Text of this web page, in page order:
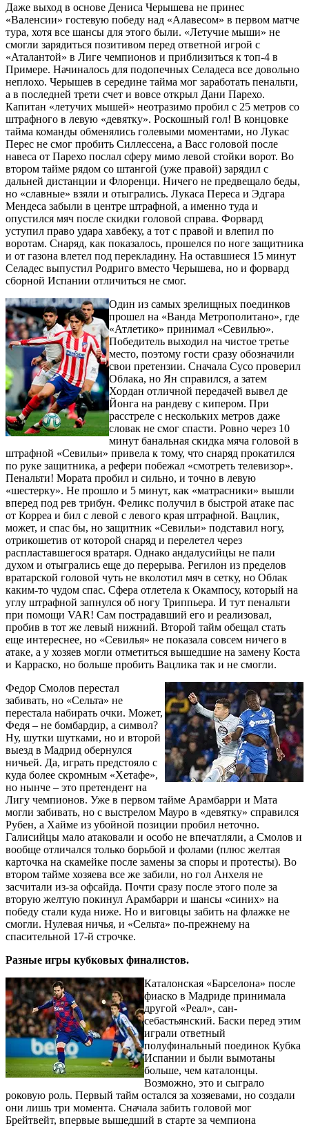
Даже выход в основе Дениса Черышева не принес
«Валенсии» гостевую победу над «Алавесом» в первом матче
тура, хотя все шансы для этого были. «Летучие мыши» не
смогли зарядиться позитивом перед ответной игрой с
«Аталантой» в Лиге чемпионов и приблизиться к топ-4 в
Примере. Начиналось для подопечных Селадеса все довольно
неплохо. Черышев в середине тайма мог заработать пенальти,
а в последней трети счет и вовсе открыл Дани Парехо.
Капитан «летучих мышей» неотразимо пробил с 25 метров со
штрафного в левую «девятку». Роскошный гол! В концовке
тайма команды обменялись голевыми моментами, но Лукас
Перес не смог пробить Силлессена, а Васс головой после
навеса от Парехо послал сферу мимо левой стойки ворот. Во
втором тайме рядом со штангой (уже правой) зарядил с
дальней дистанции и Флоренци. Ничего не предвещало беды,
но «славные» взяли и отыгрались. Лукаса Переса и Эдгара
Мендеса забыли в центре штрафной, а именно туда и
опустился мяч после скидки головой справа. Форвард
уступил право удара хавбеку, а тот с правой и влепил по
воротам. Снаряд, как показалось, прошелся по ноге защитника
и от газона влетел под перекладину. На оставшиеся 15 минут
Селадес выпустил Родриго вместо Черышева, но и форвард
сборной Испании отличиться не смог.
Один из самых зрелищных поединков
прошел на «Ванда Метрополитано», где
«Атлетико» принимал «Севилью».
Победитель выходил на чистое третье
место, поэтому гости сразу обозначили
свои претензии. Сначала Сусо проверил
Облака, но Ян справился, а затем
Хордан отличной передачей вывел де
Йонга на рандеву с кипером. При
расстреле с нескольких метров даже
словак не смог спасти. Ровно через 10
минут банальная скидка мяча головой в
штрафной «Севильи» привела к тому, что снаряд прокатился
по руке защитника, а рефери побежал «смотреть телевизор».
Пенальти! Мората пробил и сильно, и точно в левую
«шестерку». Не прошло и 5 минут, как «матрасники» вышли
вперед под рев трибун. Феликс получил в быстрой атаке пас
от Корреа и бил с левой с левого края штрафной. Вацлик,
может, и спас бы, но защитник «Севильи» подставил ногу,
отрикошетив от которой снаряд и перелетел через
распластавшегося вратаря. Однако андалусийцы не пали
духом и отыгрались еще до перерыва. Регилон из пределов
вратарской головой чуть не вколотил мяч в сетку, но Облак
каким-то чудом спас. Сфера отлетела к Окампосу, который на
углу штрафной запнулся об ногу Триппьера. И тут пенальти
при помощи VAR! Сам пострадавший его и реализовал,
пробив в тот же левый нижний. Второй тайм обещал стать
еще интереснее, но «Севилья» не показала совсем ничего в
атаке, а у хозяев могли отметиться вышедшие на замену Коста
и Карраско, но больше пробить Вацлика так и не смогли.
Федор Смолов перестал
забивать, но «Сельта» не
перестала набирать очки. Может,
Федя – не бомбардир, а символ?
Ну, шутки шутками, но и второй
выезд в Мадрид обернулся
ничьей. Да, играть предстояло с
куда более скромным «Хетафе»,
но нынче – это претендент на
Лигу чемпионов. Уже в первом тайме Арамбарри и Мата
могли забивать, но с выстрелом Мауро в «девятку» справился
Рубен, а Хайме из убойной позиции пробил неточно.
Галисийцы мало атаковали и особо не впечатляли, а Смолов и
вообще отличался только борьбой и фолами (плюс желтая
карточка на скамейке после замены за споры и протесты). Во
втором тайме хозяева все же забили, но гол Анхеля не
засчитали из-за офсайда. Почти сразу после этого поле за
вторую желтую покинул Арамбарри и шансы «синих» на
победу стали куда ниже. Но и виговцы забить на флажке не
смогли. Нулевая ничья, и «Сельта» по-прежнему на
спасительной 17-й строчке.
Разные игры кубковых финалистов.
Каталонская «Барселона» после
фиаско в Мадриде принимала
другой «Реал», сан-
себастьянский. Баски перед этим
играли ответный
полуфинальный поединок Кубка
Испании и были вымотаны
больше, чем каталонцы.
Возможно, это и сыграло
роковую роль. Первый тайм остался за хозяевами, но создали
они лишь три момента. Сначала забить головой мог
Брейтвейт, впервые вышедший в старте за чемпиона